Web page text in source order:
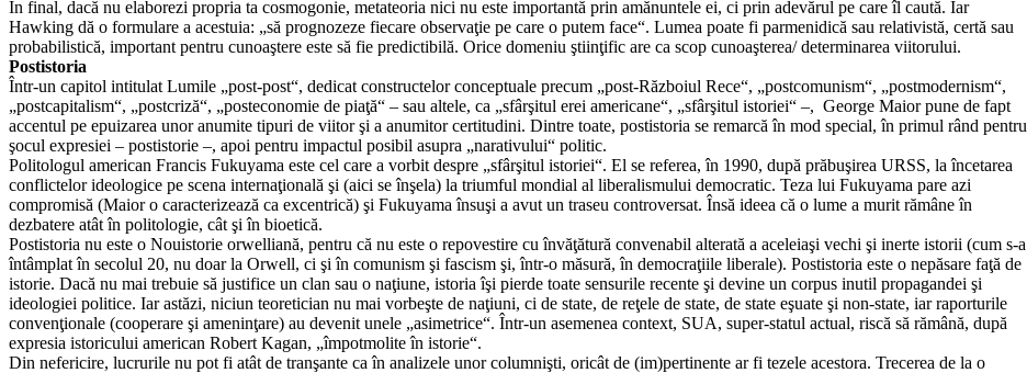
În final, dacă nu elaborezi propria ta cosmogonie, metateoria nici nu este importantă prin amănuntele ei, ci prin adevărul pe care îl caută. Iar
Hawking dă o formulare a acestuia: „să prognozeze fiecare observaţie pe care o putem face“. Lumea poate fi parmenidică sau relativistă, certă sau
probabilistică, important pentru cunoaştere este să fie predictibilă. Orice domeniu ştiinţific are ca scop cunoaşterea/ determinarea viitorului.
Postistoria
Într-un capitol intitulat Lumile „post-post“, dedicat constructelor conceptuale precum „post-Războiul Rece“, „postcomunism“, „postmodernism“,
„postcapitalism“, „postcriză“, „posteconomie de piaţă“ – sau altele, ca „sfârşitul erei americane“, „sfârşitul istoriei“ –, George Maior pune de fapt
accentul pe epuizarea unor anumite tipuri de viitor şi a anumitor certitudini. Dintre toate, postistoria se remarcă în mod special, în primul rând pentru
şocul expresiei – postistorie –, apoi pentru impactul posibil asupra „narativului“ politic.
Politologul american Francis Fukuyama este cel care a vorbit despre „sfârşitul istoriei“. El se referea, în 1990, după prăbuşirea URSS, la încetarea
conflictelor ideologice pe scena internaţională şi (aici se înşela) la triumful mondial al liberalismului democratic. Teza lui Fukuyama pare azi
compromisă (Maior o caracterizează ca excentrică) şi Fukuyama însuşi a avut un traseu controversat. Însă ideea că o lume a murit rămâne în
dezbatere atât în politologie, cât şi în bioetică.
Postistoria nu este o Nouistorie orwelliană, pentru că nu este o repovestire cu învăţătură convenabil alterată a aceleiaşi vechi şi inerte istorii (cum s-a
întâmplat în secolul 20, nu doar la Orwell, ci şi în comunism şi fascism şi, într-o măsură, în democraţiile liberale). Postistoria este o nepăsare faţă de
istorie. Dacă nu mai trebuie să justifice un clan sau o naţiune, istoria îşi pierde toate sensurile recente şi devine un corpus inutil propagandei şi
ideologiei politice. Iar astăzi, niciun teoretician nu mai vorbeşte de naţiuni, ci de state, de reţele de state, de state eşuate şi non-state, iar raporturile
convenţionale (cooperare şi ameninţare) au devenit unele „asimetrice“. Într-un asemenea context, SUA, super-statul actual, riscă să rămână, după
expresia istoricului american Robert Kagan, „împotmolite în istorie“.
Din nefericire, lucrurile nu pot fi atât de tranşante ca în analizele unor columnişti, oricât de (im)pertinente ar fi tezele acestora. Trecerea de la o